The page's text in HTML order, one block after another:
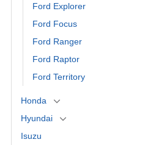
Ford Explorer
Ford Focus
Ford Ranger
Ford Raptor
Ford Territory
Honda
Hyundai
Isuzu